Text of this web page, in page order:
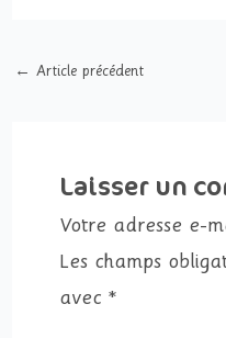
← Article précédent
Laisser un
Votre adresse e-
Les champs
avec *